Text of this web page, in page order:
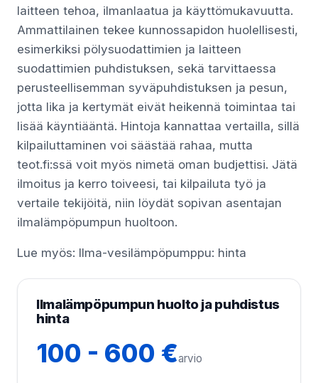
laitteen tehoa, ilmanlaatua ja käyttömukavuutta.
Ammattilainen tekee kunnossapidon huolellisesti,
esimerkiksi pölysuodattimien ja laitteen
suodattimien puhdistuksen, sekä tarvittaessa
perusteellisemman syväpuhdistuksen ja pesun,
jotta lika ja kertymät eivät heikennä toimintaa tai
lisää käyntiääntä. Hintoja kannattaa vertailla, sillä
kilpailuttaminen voi säästää rahaa, mutta
teot.fi:ssä voit myös nimetä oman budjettisi. Jätä
ilmoitus ja kerro toiveesi, tai kilpailuta työ ja
vertaile tekijöitä, niin löydät sopivan asentajan
ilmalämpöpumpun huoltoon.
Lue myös: Ilma-vesilämpöpumppu: hinta
Ilmalämpöpumpun huolto ja puhdistus
hinta
100 - 600 €arvio